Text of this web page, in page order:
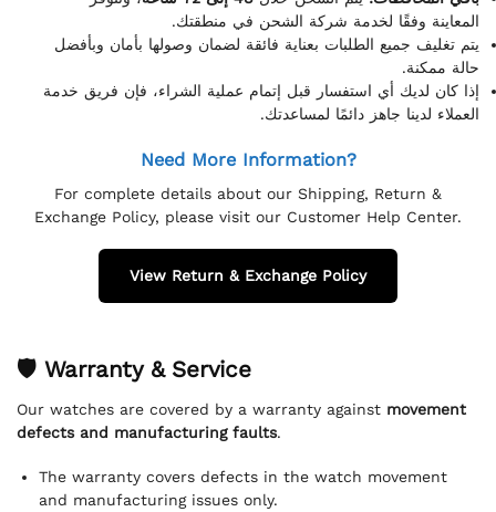
المعاينة وفقًا لخدمة شركة الشحن في منطقتك.
يتم تغليف جميع الطلبات بعناية فائقة لضمان وصولها بأمان وبأفضل
حالة ممكنة.
إذا كان لديك أي استفسار قبل إتمام عملية الشراء، فإن فريق خدمة
العملاء لدينا جاهز دائمًا لمساعدتك.
Need More Information?
For complete details about our Shipping, Return &
Exchange Policy, please visit our Customer Help Center.
View Return & Exchange Policy
🛡 Warranty & Service
Our watches are covered by a warranty against movement
defects and manufacturing faults.
The warranty covers defects in the watch movement
and manufacturing issues only.